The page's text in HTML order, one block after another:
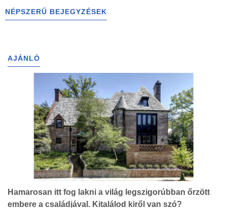
NÉPSZERŰ BEJEGYZÉSEK
AJÁNLÓ
Hamarosan itt fog lakni a világ legszigorúbban őrzött
embere a családjával. Kitalálod kiről van szó?